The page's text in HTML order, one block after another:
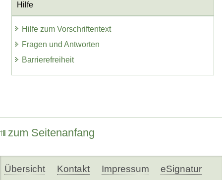
Hilfe
Hilfe zum Vorschriftentext
Fragen und Antworten
Barrierefreiheit
zum Seitenanfang
Übersicht Kontakt Impressum eSignatur